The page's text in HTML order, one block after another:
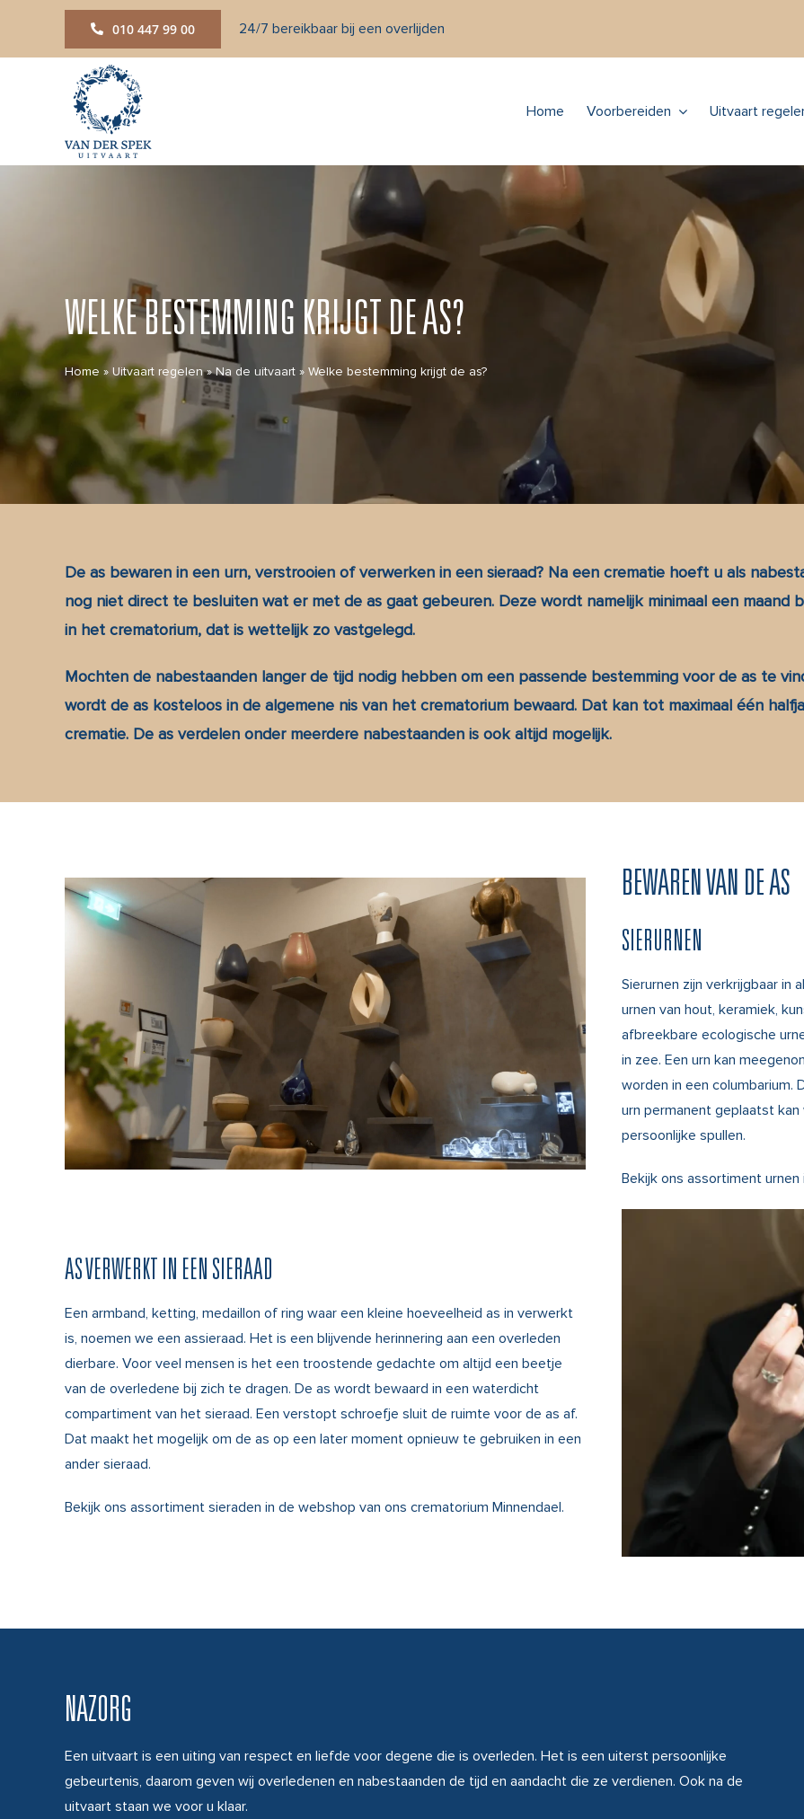
inhoud
010 447 99 00 24/7 bereikbaar bij een overlijden
Home Voorbereiden Uitvaart
WELKE BESTEMMING KRIJGT DE AS?
Home » Uitvaart regelen»Na de uitvaart » Welke bestemming krijgt de as?
De as bewaren in een urn, verstrooien of verwerken in een sieraad? Na een crematie hoeft u als
nog niet direct te besluiten wat er met de as gaat gebeuren. Deze wordt namelijk minimaal een maand
in het crematorium, dat is wettelijk zo vastgelegd.
Mochten de nabestaanden langer de tijd nodig hebben om een passende bestemming voor de as te
wordt de as kosteloos in de algemene nis van het crematorium bewaard. Dat kan tot maximaal één
crematie. De as verdelen onder meerdere nabestaanden is ook altijd mogelijk.
BEWAREN VAN DE AS
SIERURNEN
Sierurnen zijn verkrijgbaar in
urnen van hout, keramiek,
afbreekbare ecologische
in zee. Een urn kan
worden in een columbarium.
urn permanent geplaatst
persoonlijke spullen.
Bekijk ons assortiment urnen
AS VERWERKT IN EEN SIERAAD
Een armband, ketting, medaillon of ring waar een kleine hoeveelheid as in verwerkt
is, noemen we een assieraad. Het is een blijvende herinnering aan een overleden
dierbare. Voor veel mensen is het een troostende gedachte om altijd een beetje
van de overledene bij zich te dragen. De as wordt bewaard in een waterdicht
compartiment van het sieraad. Een verstopt schroefje sluit de ruimte voor de as af.
Dat maakt het mogelijk om de as op een later moment opnieuw te gebruiken in een
ander sieraad.
Bekijk ons assortiment sieraden in de webshop van ons crematorium Minnendael.
NAZORG
Een uitvaart is een uiting van respect en liefde voor degene die is overleden. Het is een uiterst persoonlijke
gebeurtenis, daarom geven wij overledenen en nabestaanden de tijd en aandacht die ze verdienen. Ook na de
uitvaart staan we voor u klaar.